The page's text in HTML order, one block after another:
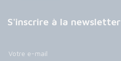
S'inscrire à la newsletter